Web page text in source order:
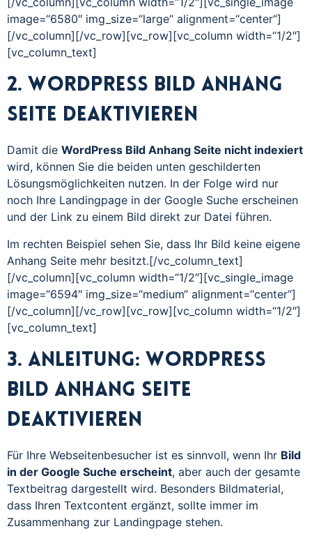
image=“6580″ img_size=“large“ alignment=“center“]
[/vc_column][/vc_row][vc_row][vc_column width=“1/2″]
[vc_column_text]
2. WordPress Bild Anhang
Seite deaktivieren
Damit die WordPress Bild Anhang Seite nicht indexiert
wird, können Sie die beiden unten geschilderten
Lösungsmöglichkeiten nutzen. In der Folge wird nur
noch Ihre Landingpage in der Google Suche erscheinen
und der Link zu einem Bild direkt zur Datei führen.
Im rechten Beispiel sehen Sie, dass Ihr Bild keine eigene
Anhang Seite mehr besitzt.[/vc_column_text]
[/vc_column][vc_column width=“1/2″][vc_single_image
image=“6594″ img_size=“medium“ alignment=“center“]
[/vc_column][/vc_row][vc_row][vc_column width=“1/2″]
[vc_column_text]
3. Anleitung: WordPress
Bild Anhang Seite
deaktivieren
Für Ihre Webseitenbesucher ist es sinnvoll, wenn Ihr Bild
in der Google Suche erscheint, aber auch der gesamte
Textbeitrag dargestellt wird. Besonders Bildmaterial,
dass Ihren Textcontent ergänzt, sollte immer im
Zusammenhang zur Landingpage stehen.